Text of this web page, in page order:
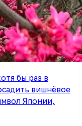
бы раз в
вишнёвое
Японии,